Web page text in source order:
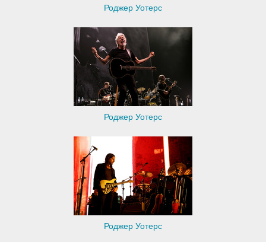
Роджер Уотерс
Роджер Уотерс
Роджер Уотерс